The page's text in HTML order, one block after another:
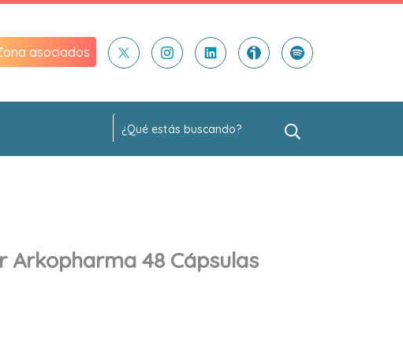
asociados
Arkopharma 48 Cápsulas